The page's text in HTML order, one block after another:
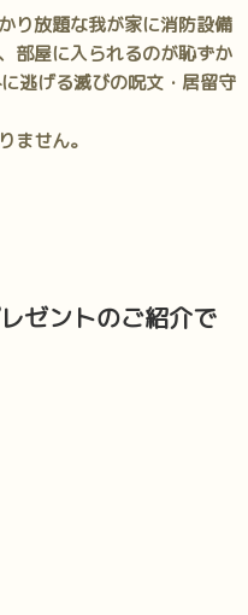
り放題な我が家に消防設備
部屋に入られるのが恥ずか
逃げる滅びの呪文・居留守
ません。
ゼントのご紹介で